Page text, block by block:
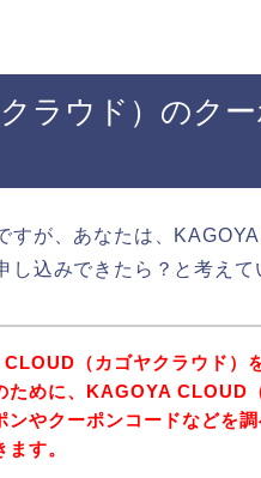
ラウド）のク
すが、あなたは、
込みできたら？と考えて
（カゴヤクラウド）
ために、KAGOYA CLOUD
ンやクーポンコードなどを調
す。